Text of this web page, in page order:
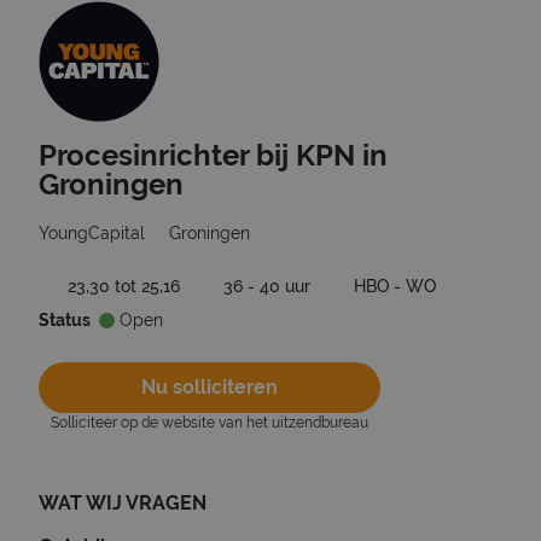
Ga terug naar vacatures
Procesinrichter bij KPN in
Groningen
YoungCapital Groningen
23,30 tot 25,16 36 - 40 uur
HBO - WO
Status
Open
Nu solliciteren
Solliciteer op de website van het uitzendbureau
WAT WIJ VRAGEN